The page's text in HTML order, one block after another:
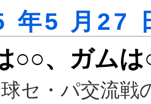
年5 月27
○○、ガム
セ・パ交流戦